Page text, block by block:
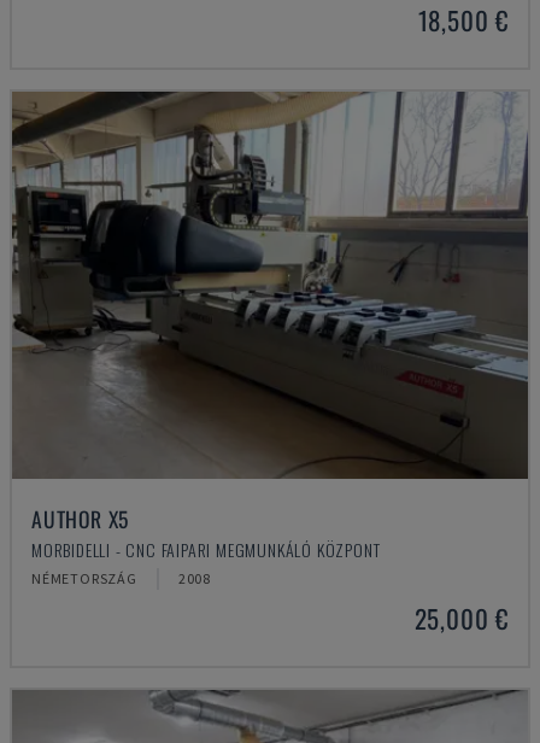
18,500 €
AUTHOR X5
MORBIDELLI - CNC FAIPARI MEGMUNKÁLÓ KÖZPONT
NÉMETORSZÁG 2008
25,000 €